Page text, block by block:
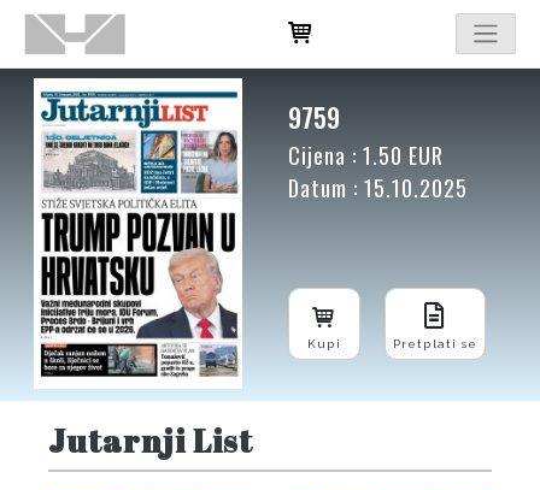
9759
Cijena : 1.50 EUR
Datum : 15.10.2025
Kupi Pretplati se
Jutarnji List